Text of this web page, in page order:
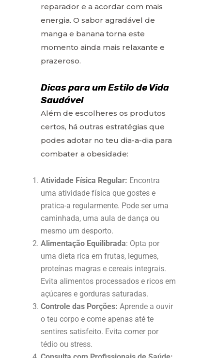
reparador e a acordar com mais
energia. O sabor agradável de
manga e banana torna este
momento ainda mais relaxante e
prazeroso.
Dicas para um Estilo de Vida
Saudável
Além de escolheres os produtos
certos, há outras estratégias que
podes adotar no teu dia-a-dia para
combater a obesidade:
Atividade Física Regular: Encontra
uma atividade física que gostes e
pratica-a regularmente. Pode ser uma
caminhada, uma aula de dança ou
mesmo um desporto.
Alimentação Equilibrada: Opta por
uma dieta rica em frutas, legumes,
proteínas magras e cereais integrais.
Evita alimentos processados e ricos em
açúcares e gorduras saturadas.
Controle das Porções: Aprende a ouvir
o teu corpo e come apenas até te
sentires satisfeito. Evita comer por
tédio ou stress.